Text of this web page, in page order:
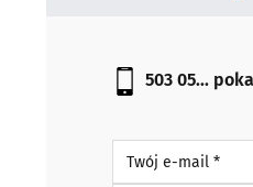
503 05...